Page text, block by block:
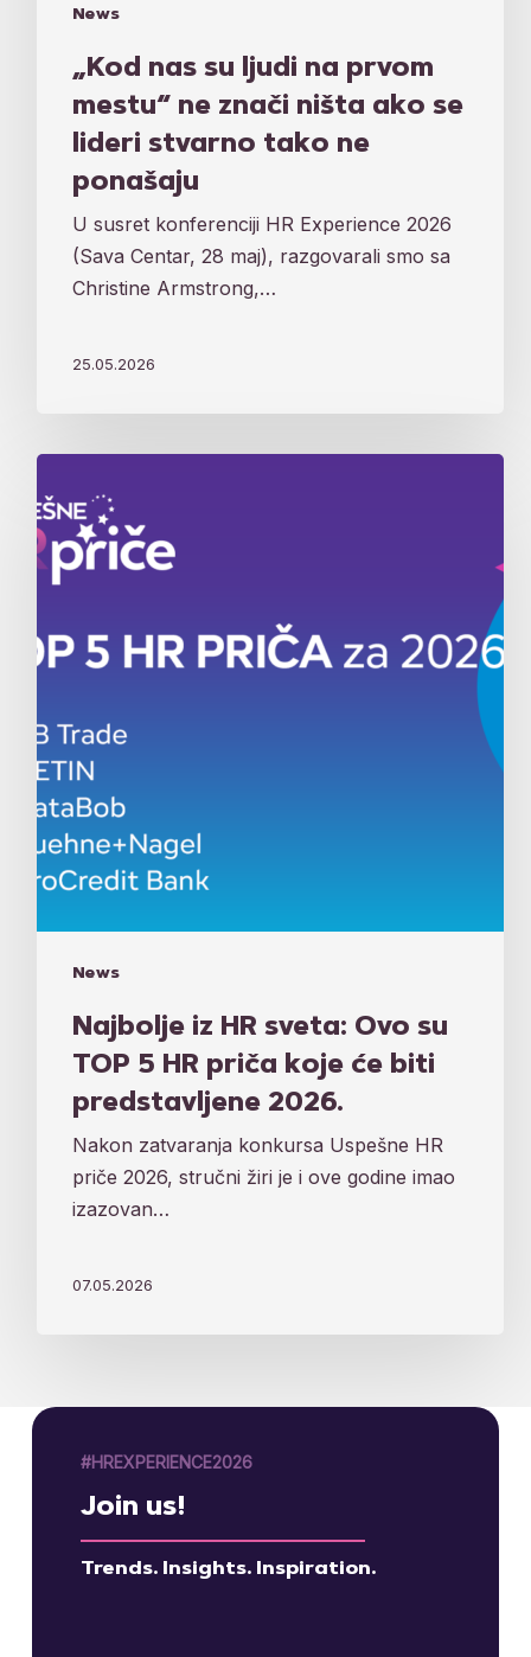
News
„Kod nas su ljudi na prvom
mestu“ ne znači ništa ako se
lideri stvarno tako ne
ponašaju
U susret konferenciji HR Experience 2026
(Sava Centar, 28 maj), razgovarali smo sa
Christine Armstrong,…
25.05.2026
News
iz
HR
sveta:
Ovo
TOP
priča
koje
će
biti
predstavljene
2026.
Najbolje iz HR sveta: Ovo su
TOP 5 HR priča koje će biti
predstavljene 2026.
Nakon zatvaranja konkursa Uspešne HR
priče 2026, stručni žiri je i ove godine imao
izazovan…
07.05.2026
#HREXPERIENCE2026
Join us!
Trends. Insights. Inspiration.